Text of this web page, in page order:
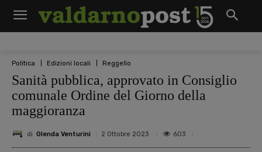
Politica Edizioni locali Reggello
Sanità pubblica, approvato in Consiglio
comunale Ordine del Giorno della
maggioranza
di Glenda Venturini 2 Ottobre 2023 603